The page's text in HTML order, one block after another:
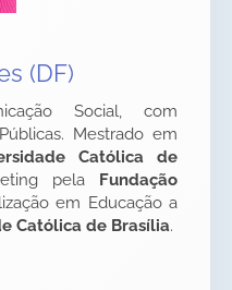
(DF)
Social, com
Mestrado em
Católica de
pela Fundação
em Educação a
Católica de Brasília.